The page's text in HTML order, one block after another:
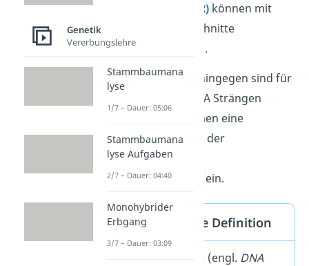
Kettenreaktion (PCR) können mit
ihrer Hilfe DNA Abschnitte
vervielfältigt werden.
RNA Polymerasen
hingegen sind für
die Synthese von RNA Strängen
zuständig und nehmen eine
relevante Stellung in der
Transkription
Proteinbiosynthese ein.
DNA Polymerase Definition
(engl. DNA
Genetik
Vererbungslehre
Stammbaumana
lyse
1/7 – Dauer: 05:06
Stammbaumana
lyse Aufgaben
2/7 – Dauer: 04:40
Monohybrider
Erbgang
3/7 – Dauer: 03:09